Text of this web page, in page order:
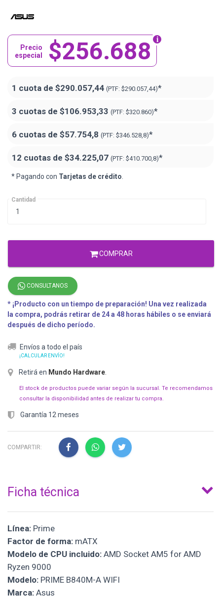
$256.688
Precio
especial
1 cuota de $290.057,44 (PTF: $290.057,44)*
3 cuotas de $106.953,33 (PTF: $320.860)*
6 cuotas de $57.754,8 (PTF: $346.528,8)*
12 cuotas de $34.225,07 (PTF: $410.700,8)*
* Pagando con Tarjetas de crédito.
Cantidad
COMPRAR
CONSULTANOS
* ¡Producto con un tiempo de preparación! Una vez realizada
la compra, podrás retirar de 24 a 48 horas hábiles o se enviará
después de dicho período.
Envíos a todo el país
¡CALCULAR ENVÍO!
Retirá en Mundo Hardware
El stock de productos puede variar según la sucursal. Te recomendamos
consultar la disponibilidad antes de realizar tu compra.
Garantía 12 meses
COMPARTIR:
Ficha técnica
Línea: Prime
Factor de forma: mATX
Modelo de CPU incluido: AMD Socket AM5 for AMD
Ryzen 9000
Modelo: PRIME B840M-A WIFI
Marca: Asus